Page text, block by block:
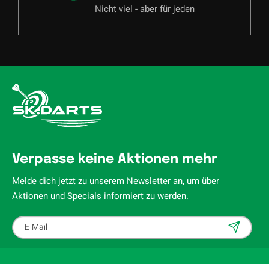
Nicht viel - aber für jeden
Verpasse keine Aktionen mehr
Melde dich jetzt zu unserem Newsletter an, um über
Aktionen und Specials informiert zu werden.